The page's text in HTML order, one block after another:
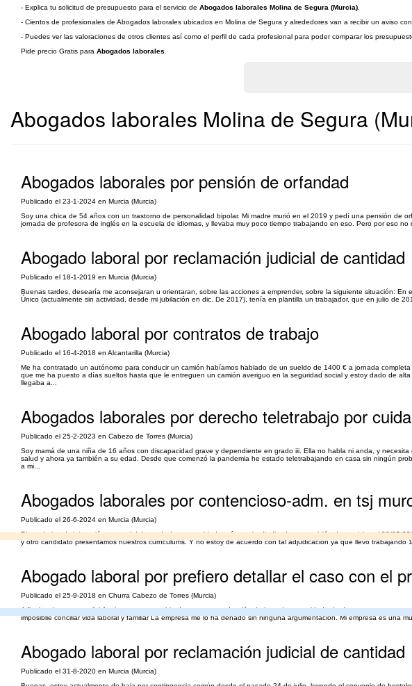
- Explica tu solicitud de presupuesto para el servicio de Abogados laborales Molina de Segura (Murcia)
- Cientos de profesionales de Abogados laborales ubicados en Molina de Segura y alrededores van a recibir un aviso
- Puedes ver las valoraciones de otros clientes así como el perfil de cada profesional para poder comparar los
Pide precio Gratis para Abogados laborales
Abogados laborales Molina de Segura
Abogados laborales por pensión de orfandad
Publicado el 23-1-2024 en Murcia (Murcia)
Soy una chica de 54 años con un trastorno de personalidad bipolar. Mi madre murió en el 2019 y pedí una pensión de
jornada de profesora de inglés en la escuela de idiomas, y llevaba muy poco tiempo trabajando en eso. Pero por eso
Abogado laboral por reclamación judicial de cantidad
Publicado el 18-1-2019 en Murcia (Murcia)
Buenas tardes, desearía me aconsejaran u orientaran, sobre las acciones a emprender, sobre la siguiente situación:
Único (actualmente sin actividad, desde mi jubilación en dic. De 2017), tenía en plantilla un trabajador, que en julio de
Abogado laboral por contratos de trabajo
Publicado el 16-4-2018 en Alcantarilla (Murcia)
Me ha contratado un autónomo para conducir un camión habíamos hablado de un sueldo de 1400 € a jornada
que me ha puesto a días sueltos hasta que le entreguen un camión averiguo en la seguridad social y estoy dado de
llegaba a...
Abogados laborales por derecho teletrabajo por
Publicado el 25-2-2023 en Cabezo de Torres (Murcia)
Soy mamá de una niña de 16 años con discapacidad grave y dependiente en grado iii. Ella no habla ni anda, y
salud y ahora ya también a su edad. Desde que comenzó la pandemia he estado teletrabajando en casa sin ningún
a mi...
Abogados laborales por contencioso-adm. en tsj
Publicado el 26-6-2024 en Murcia (Murcia)
Plaza de la administración general del estado (no comunidad autónoma) adjudicada en comisión de servicios el 30/05/
y otro candidato presentamos nuestros currículums. Y no estoy de acuerdo con tal adjudicación ya que llevo
Abogado laboral por prefiero detallar el caso con el
Publicado el 25-9-2018 en Churra Cabezo de Torres (Murcia)
A finales de agosto solicité a la empresa cambio de turno con reducción de jornada por cuidado de dos menores a
imposiblie conciliar vida laboral y familiar La empresa me lo ha denado sin ninguna argumentación. Mi empresa es una
Abogado laboral por reclamación judicial de cantidad
Publicado el 31-8-2020 en Murcia (Murcia)